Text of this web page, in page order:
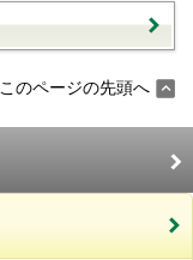
このページの先頭へ